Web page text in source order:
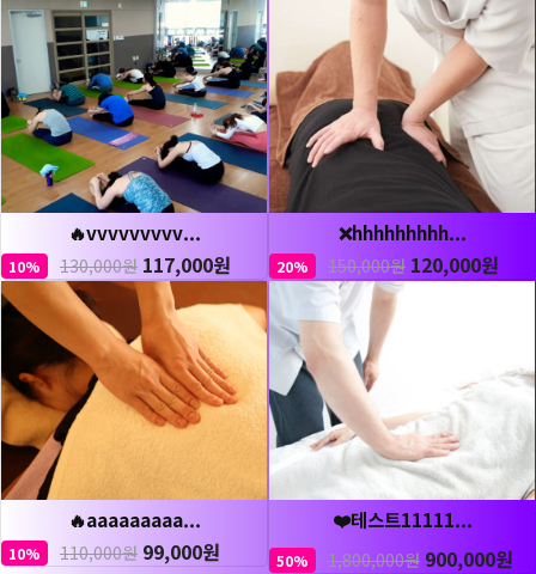
🔥vvvvvvvvv...
10% 130,000원 117,000원
❌hhhhhhhhh...
20% 150,000원 120,000원
🔥aaaaaaaaa...
10% 110,000원 99,000원
❤️테스트11111...
50% 1,800,000원 900,000원